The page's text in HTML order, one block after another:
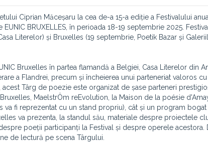
Ciprian Măceșaru la cea de-a 15-a ediție a Festivalului
BRUXELLES, în perioada 18-19 septembrie 2025.
Literelor) și Bruxelles (19 septembrie, Poetik Bazar și
Bruxelles în partea flamandă a Belgiei, Casa Literelor din
a Flandrei, precum și încheierea unui parteneriat valoros cu
Târg de poezie este organizat de șase parteneri
MaelstrÖm reEvolution, la Maison de la poésie
va fi reprezentat cu un stand propriu), cât și un program
va prezenta, la standul său, materiale despre proiectele
poeții participanți la Festival și despre operele acestora.
de lectură pe scena Târgului.